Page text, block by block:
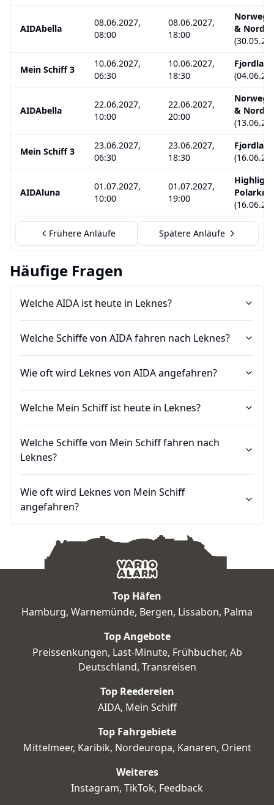
AIDAbella
08.06.2027,
08:00
08.06.2027,
18:00
&
(
Mein Schiff 3
10.06.2027,
06:30
10.06.2027,
18:30
(
AIDAbella
22.06.2027,
10:00
22.06.2027,
20:00
&
(
Mein Schiff 3
23.06.2027,
06:30
23.06.2027,
18:30
(
AIDAluna
01.07.2027,
10:00
01.07.2027,
19:00
(
Frühere Anläufe Spätere Anläufe
Häufige Fragen
Welche AIDA ist heute in Leknes?
Welche Schiffe von AIDA fahren nach Leknes?
Wie oft wird Leknes von AIDA angefahren?
Welche Mein Schiff ist heute in Leknes?
Welche Schiffe von Mein Schiff fahren nach
Leknes?
Wie oft wird Leknes von Mein Schiff
angefahren?
Top Häfen
Hamburg, Warnemünde, Bergen, Lissabon, Palma
Top Angebote
Preissenkungen, Last-Minute, Frühbucher, Ab
Deutschland, Transreisen
Top Reedereien
AIDA, Mein Schiff
Top Fahrgebiete
Mittelmeer, Karibik, Nordeuropa, Kanaren, Orient
Weiteres
Instagram, TikTok, Feedback